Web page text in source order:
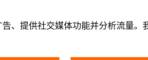
、提供社交媒体功能并分析流量。